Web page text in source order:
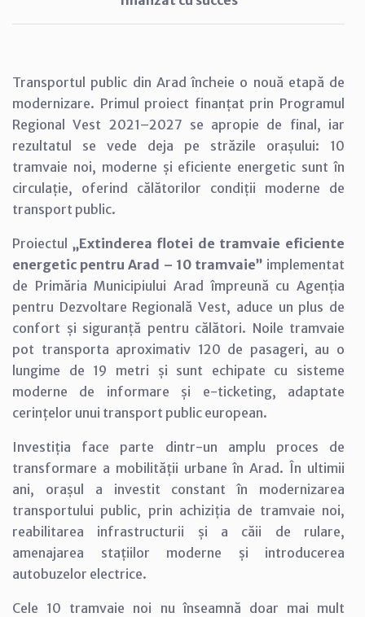
Transportul public din Arad încheie o nouă etapă de
modernizare. Primul proiect finanțat prin Programul
Regional Vest 2021–2027 se apropie de final, iar
rezultatul se vede deja pe străzile orașului: 10
tramvaie noi, moderne și eficiente energetic sunt în
circulație, oferind călătorilor condiții moderne de
transport public.
Proiectul „Extinderea flotei de tramvaie eficiente
energetic pentru Arad – 10 tramvaie” implementat
de Primăria Municipiului Arad împreună cu Agenția
pentru Dezvoltare Regională Vest, aduce un plus de
confort și siguranță pentru călători. Noile tramvaie
pot transporta aproximativ 120 de pasageri, au o
lungime de 19 metri și sunt echipate cu sisteme
moderne de informare și e-ticketing, adaptate
cerințelor unui transport public european.
Investiția face parte dintr-un amplu proces de
transformare a mobilității urbane în Arad. În ultimii
ani, orașul a investit constant în modernizarea
transportului public, prin achiziția de tramvaie noi,
reabilitarea infrastructurii și a căii de rulare,
amenajarea stațiilor moderne și introducerea
autobuzelor electrice.
Cele 10 tramvaie noi nu înseamnă doar mai mult